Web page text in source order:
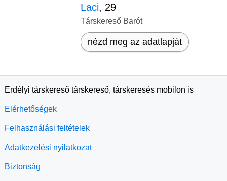
Laci, 29
Társkereső Barót
nézd meg az adatlapját
Erdélyi társkereső társkereső, társkeresés mobilon is
Elérhetőségek
Felhasználási feltételek
Adatkezelési nyilatkozat
Biztonság